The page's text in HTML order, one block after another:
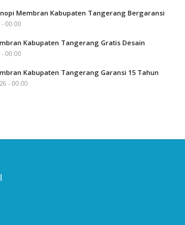
Membran Kabupaten Tangerang Bergaransi
00:00
Kabupaten Tangerang Gratis Desain
00:00
Kabupaten Tangerang Garansi 15 Tahun
- 00:00